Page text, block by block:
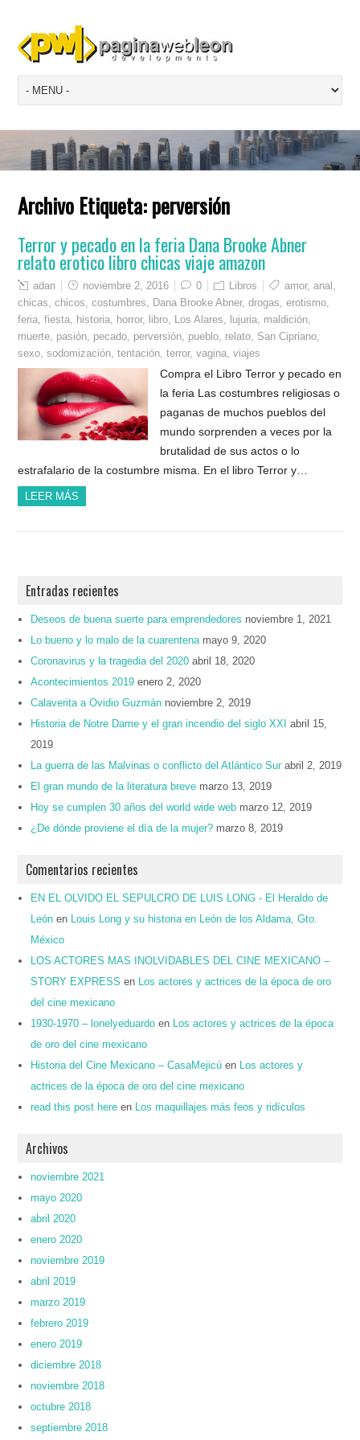
Archivo Etiqueta:perversión
Terror y pecado en la feria Dana Brooke Abner
relato erotico libro chicas viaje amazon
adan noviembre 2, 2016 0 Libros amor,anal
chicas ,chicos ,costumbres Dana Brooke Abner,drogas ,erotismo
feria ,fiesta historia horror, libro Los Alares lujuria maldición
muerte pasión pecado perversión pueblo relato San Cipriano
sexo ,sodomización ,tentación ,terror,vagina ,viajes
Compra el Libro Terror y pecado en
la feria Las costumbres religiosas o
paganas de muchos pueblos del
mundo sorprenden a veces por la
brutalidad de sus actos o lo
estrafalario de la costumbre misma. En el libro Terror y…
LEER MÁS
Entradas recientes
Deseos de buena suerte para emprendedores noviembre 1, 2021
Lo bueno y lo malo de la cuarentena mayo 9, 2020
Coronavirus y la tragedia del 2020 abril 18, 2020
Acontecimientos 2019 enero 2, 2020
Calaverita a Ovidio Guzmán noviembre 2, 2019
Historia de Notre Dame y el gran incendio del siglo XXI
abril 15,
2019
La guerra de las Malvinas o conflicto del Atlántico Sur abril 2, 2019
El gran mundo de la literatura breve marzo 13, 2019
Hoy se cumplen 30 años del world wide web marzo 12, 2019
¿De dónde proviene el día de la mujer? marzo 8, 2019
Comentarios recientes
EN EL OLVIDO EL SEPULCRO DE LUIS LONG - El Heraldo de
León en
Louis Long y su historia en León de los Aldama, Gto.
México
LOS ACTORES MAS INOLVIDABLES DEL CINE MEXICANO –
STORY EXPRESS en
Los actores y actrices de la época de oro
del cine mexicano
1930-1970 – lonelyeduardo en
Los actores y actrices de la época
de oro del cine mexicano
Historia del Cine Mexicano – CasaMejicú en
Los actores y
actrices de la época de oro del cine mexicano
read this post here en Los maquillajes más feos y ridículos
Archivos
noviembre 2021
mayo 2020
abril 2020
enero 2020
noviembre 2019
abril 2019
marzo 2019
febrero 2019
enero 2019
diciembre 2018
noviembre 2018
octubre 2018
septiembre 2018